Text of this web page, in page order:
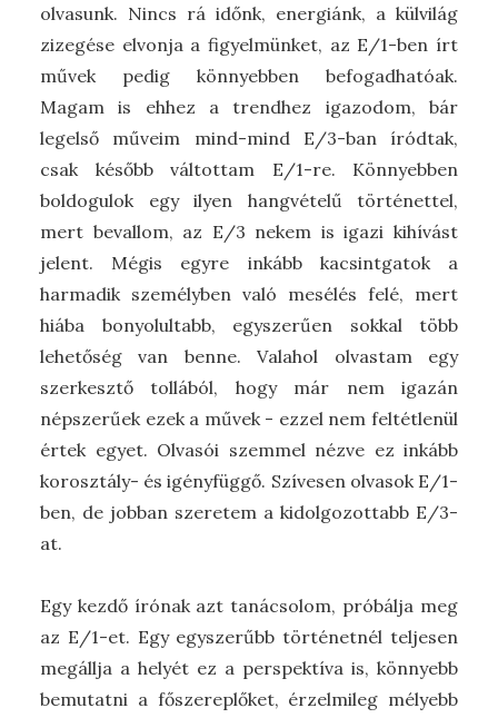
olvasunk. Nincs rá időnk, energiánk, a külvilág
zizegése elvonja a figyelmünket, az E/1-ben írt
művek pedig könnyebben befogadhatóak.
Magam is ehhez a trendhez igazodom, bár
legelső műveim mind-mind E/3-ban íródtak,
csak később váltottam E/1-re. Könnyebben
boldogulok egy ilyen hangvételű történettel,
mert bevallom, az E/3 nekem is igazi kihívást
jelent. Mégis egyre inkább kacsintgatok a
harmadik személyben való mesélés felé, mert
hiába bonyolultabb, egyszerűen sokkal több
lehetőség van benne. Valahol olvastam egy
szerkesztő tollából, hogy már nem igazán
népszerűek ezek a művek - ezzel nem feltétlenül
értek egyet. Olvasói szemmel nézve ez inkább
korosztály- és igényfüggő. Szívesen olvasok E/1-
ben, de jobban szeretem a kidolgozottabb E/3-
at.
Egy kezdő írónak azt tanácsolom, próbálja meg
az E/1-et. Egy egyszerűbb történetnél teljesen
megállja a helyét ez a perspektíva is, könnyebb
bemutatni a főszereplőket, érzelmileg mélyebb